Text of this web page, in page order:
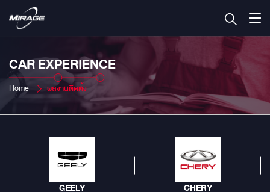
CAR EXPERIENCE
Home ผลงานติดตั้ง
GEELY CHERY